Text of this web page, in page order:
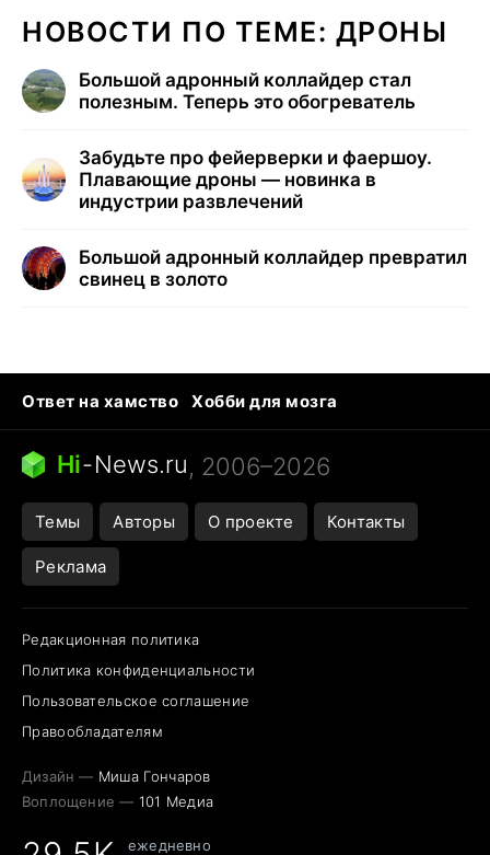
НОВОСТИ ПО ТЕМЕ: ДРОНЫ
Большой адронный коллайдер стал
полезным. Теперь это обогреватель
Забудьте про фейерверки и фаершоу.
Плавающие дроны — новинка в
индустрии развлечений
Большой адронный коллайдер превратил
свинец в золото
Ответ на хамство
Хобби для мозга
Бензин 100 и 95
Тунцы в океанариуме
Следующая пандемия
Hi-News.ru, 2006–2026
Темы Авторы О проекте Контакты
Реклама
Редакционная политика
Политика конфиденциальности
Пользовательское соглашение
Правообладателям
Дизайн — Миша Гончаров
Воплощение — 101 Медиа
ежедневно